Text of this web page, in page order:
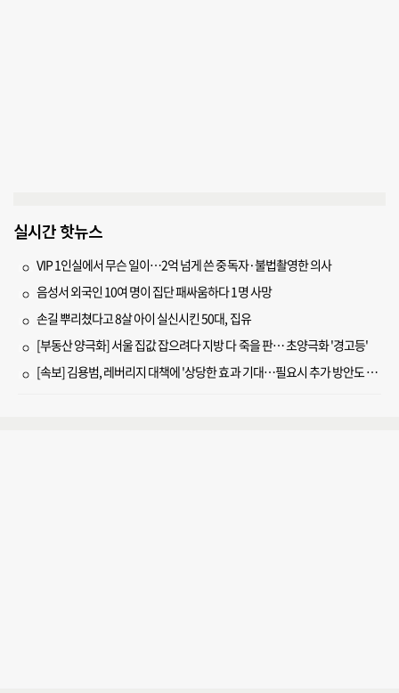
실시간 핫뉴스
VIP 1인실에서 무슨 일이…2억 넘게 쓴 중독자·불법촬영한 의사
음성서 외국인 10여 명이 집단 패싸움하다 1명 사망
손길 뿌리쳤다고 8살 아이 실신시킨 50대, 집유
[부동산 양극화] 서울 집값 잡으려다 지방 다 죽을 판… 초양극화 '경고등'
[속보] 김용범, 레버리지 대책에 '상당한 효과 기대…필요시 추가 방안도 검토'